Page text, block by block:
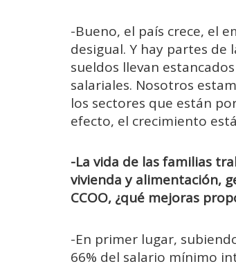
-Bueno, el país crece, el
desigual. Y hay partes
sueldos llevan
salariales. Nosotros
los sectores que están
efecto, el crecimiento
-La vida de las familias
vivienda y alimentación,
CCOO, ¿qué mejoras
-En primer lugar,
66% del salario mínimo